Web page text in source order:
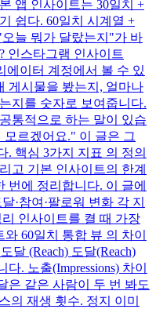
앱 인사이트는 30일치 +
쉽다. 60일치 시계열 +
늘 뭐가 달랐는지"가 바
인스타그램 인사이트
에이터 계정에서 볼 수 있
게시물을 봤는지, 얼마나
지를 숫자로 보여줍니다.
통적으로 하는 말이 있습
르겠어요." 이 글은 그
. 핵심 3가지 지표 의 정의
고 기본 인사이트의 한계
번에 정리합니다. 이 글에
·참여·팔로워 변화 각 지
인사이트를 켤 때 가장
60일치 통합 뷰 의 차이
달 (Reach) 도달(Reach)
. 노출(Impressions) 차이
은 같은 사람이 두 번 봐도
의 재생 횟수. 정지 이미